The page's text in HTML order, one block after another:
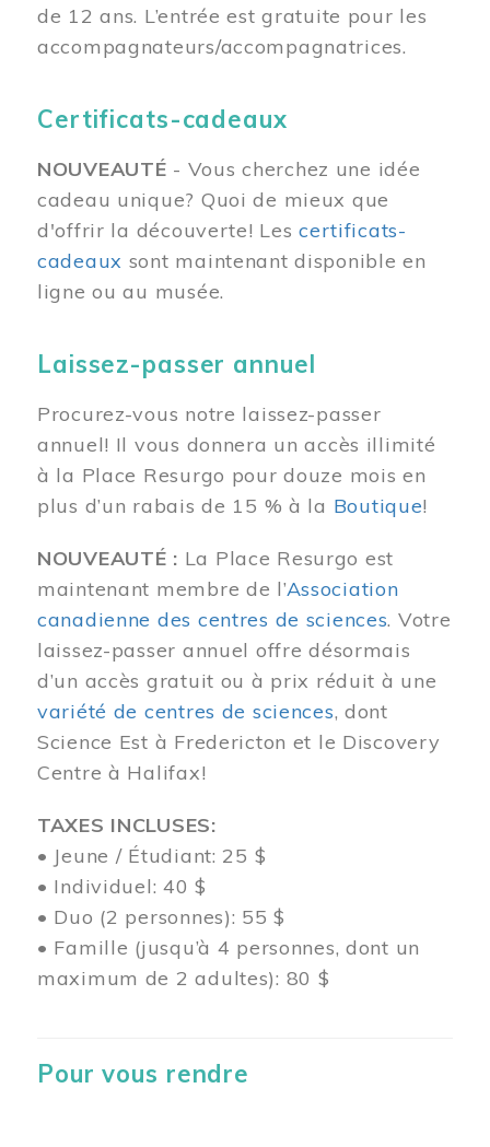
de 12 ans. L’entrée est gratuite pour les
accompagnateurs/accompagnatrices.
Certificats-cadeaux
NOUVEAUTÉ - Vous cherchez une idée
cadeau unique? Quoi de mieux que
d'offrir la découverte! Lescertificats-
cadeaux sont maintenant disponible en
ligne ou au musée.
Laissez-passer annuel
Procurez-vous notre laissez-passer
annuel! Il vous donnera un accès illimité
à la Place Resurgo pour douze mois en
plus d’un rabais de 15 % à la Boutique!
NOUVEAUTÉ : La Place Resurgo est
maintenant membre de l’Association
canadienne des centres de sciences. Votre
laissez-passer annuel offre désormais
d’un accès gratuit ou à prix réduit à une
variété de centres de sciences, dont
Science Est à Fredericton et le Discovery
Centre à Halifax!
TAXES INCLUSES:
• Jeune / Étudiant: 25 $
• Individuel: 40 $
• Duo (2 personnes): 55 $
• Famille (jusqu’à 4 personnes, dont un
maximum de 2 adultes): 80 $
Pour vous rendre